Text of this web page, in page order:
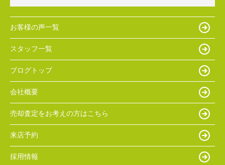
お客様の声一覧
スタッフ一覧
ブログトップ
会社概要
売却査定をお考えの方はこちら
来店予約
採用情報